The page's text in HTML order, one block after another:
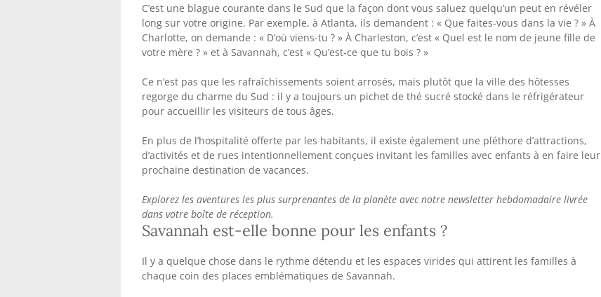
C’est une blague courante dans le Sud que la façon dont vous saluez quelqu’un peut en révéler
long sur votre origine. Par exemple, à Atlanta, ils demandent : « Que faites-vous dans la vie ? » À
Charlotte, on demande : « D’où viens-tu ? » À Charleston, c’est « Quel est le nom de jeune fille de
votre mère ? » et à Savannah, c’est « Qu’est-ce que tu bois ? »
Ce n’est pas que les rafraîchissements soient arrosés, mais plutôt que la ville des hôtesses
regorge du charme du Sud : il y a toujours un pichet de thé sucré stocké dans le réfrigérateur
pour accueillir les visiteurs de tous âges.
En plus de l’hospitalité offerte par les habitants, il existe également une pléthore d’attractions,
d’activités et de rues intentionnellement conçues invitant les familles avec enfants à en faire leur
prochaine destination de vacances.
Explorez les aventures les plus surprenantes de la planète avec notre newsletter hebdomadaire livrée
dans votre boîte de réception.
Savannah est-elle bonne pour les enfants ?
Il y a quelque chose dans le rythme détendu et les espaces virides qui attirent les familles à
chaque coin des places emblématiques de Savannah.